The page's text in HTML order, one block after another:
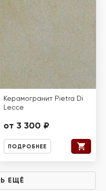
Керамогранит Pietra Di
Lecce
от 3 300 ₽
ПОДРОБНЕЕ
ЕЩЁ